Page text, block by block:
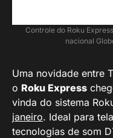
Controle do Roku
nacional
Uma novidade entre
o Roku Express
vinda do sistema
janeiro. Ideal para
tecnologias de som